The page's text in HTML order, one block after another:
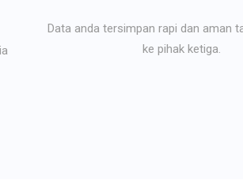
Data anda tersimpan rapi dan aman
ke pihak ketiga.